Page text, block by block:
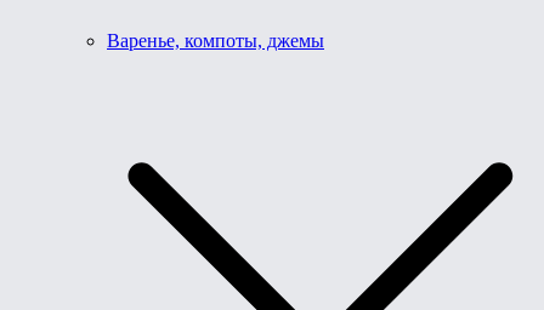
Варенье, компоты, джемы